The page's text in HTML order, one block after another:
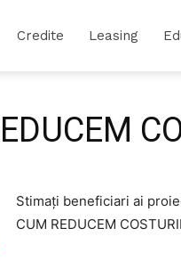
Credite Leasing
Stimați beneficiari ai
CUM REDUCEM